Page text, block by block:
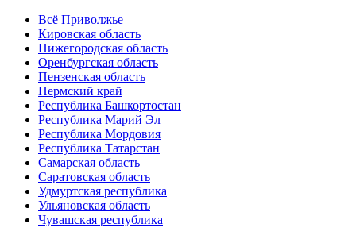
Всё Приволжье
Кировская область
Нижегородская область
Оренбургская область
Пензенская область
Пермский край
Республика Башкортостан
Республика Марий Эл
Республика Мордовия
Республика Татарстан
Самарская область
Саратовская область
Удмуртская республика
Ульяновская область
Чувашская республика